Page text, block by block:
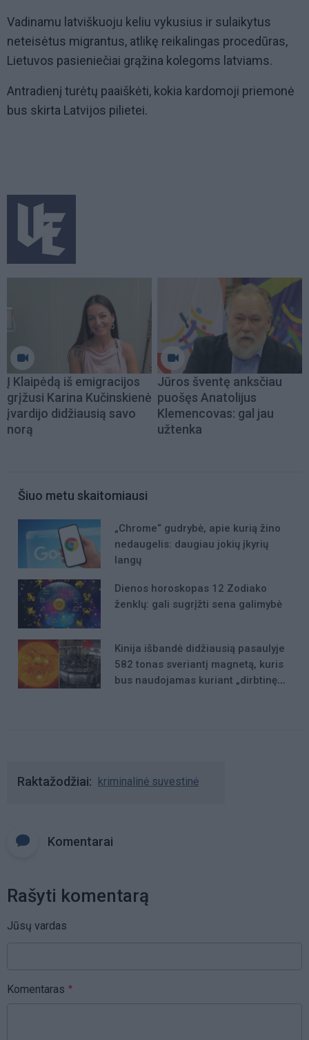
Vadinamu latviškuoju keliu vykusius ir sulaikytus
neteisėtus migrantus, atlikę reikalingas procedūras,
Lietuvos pasieniečiai grąžina kolegoms latviams.
Antradienį turėtų paaiškėti, kokia kardomoji priemonė
bus skirta Latvijos pilietei.
Į Klaipėdą iš emigracijos
grįžusi Karina Kučinskienė
įvardijo didžiausią savo
norą
Jūros šventę anksčiau
puošęs Anatolijus
Klemencovas: gal jau
užtenka
Šiuo metu skaitomiausi
„Chrome“ gudrybė, apie kurią žino
nedaugelis: daugiau jokių įkyrių
langų
Dienos horoskopas 12 Zodiako
ženklų: gali sugrįžti sena galimybė
Kinija išbandė didžiausią pasaulyje
582 tonas sveriantį magnetą, kuris
bus naudojamas kuriant „dirbtinę
Raktažodžiai kriminalinė suvestinė
Komentarai
Rašyti komentarą
Jūsų vardas
Komentaras